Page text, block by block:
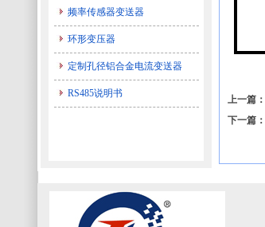
频率传感器变送器
环形变压器
定制孔径铝合金电流变送器
RS485说明书
上一篇：
下一篇：